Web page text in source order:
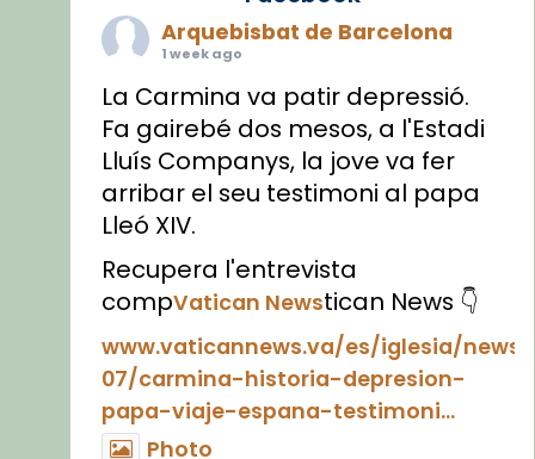
Arquebisbat de Barcelona
1 week ago
La Carmina va patir depressió.
Fa gairebé dos mesos, a l'Estadi
Lluís Companys, la jove va fer
arribar el seu testimoni al papa
Lleó XIV.
Recupera l'entrevista
compVatican Newstican News 👇
www.vaticannews.va/es/iglesia/news/
07/carmina-historia-depresion-
papa-viaje-espana-testimoni...
Photo